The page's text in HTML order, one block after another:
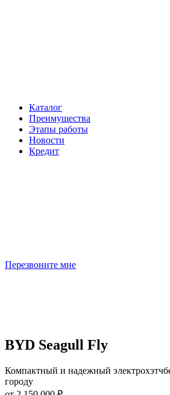
Каталог
Преимущества
Этапы работы
Новости
Кредит
Перезвоните мне
BYD Seagull Fly
Компактный и надежный
городу